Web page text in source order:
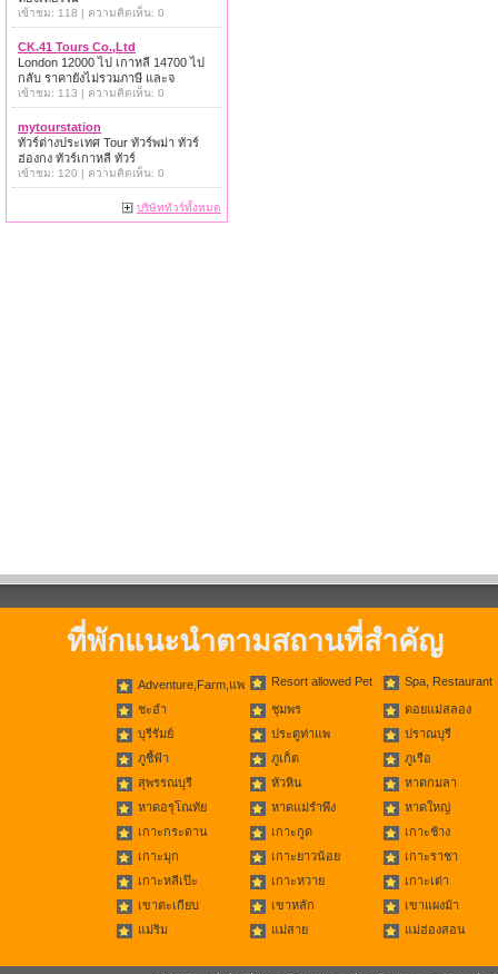
เข้าชม: 118 | ความคิดเห็น: 0
CK.41 Tours Co.,Ltd
London 12000 ไป เกาหลี 14700 ไป
กลับ ราคายังไม่รวมภาษี และจ
เข้าชม: 113 | ความคิดเห็น: 0
mytourstation
ทัวร์ต่างประเทศ Tour ทัวร์พม่า ทัวร์
ฮ่องกง ทัวร์เกาหลี ทัวร์
เข้าชม: 120 | ความคิดเห็น: 0
บริษัททัวร์ทั้งหมด
ที่พักแนะนำตามสถานที่สำคัญ
Adventure,Farm,แพ Resort allowed Pet Spa, Restaurant
ชะอำ ชุมพร
ดอยแม่สลอง
บุรีรัมย์
ประตูท่าแพ
ปราณบุรี
ภูชี้ฟ้า
ภูเก็ต
ภูเรือ
สุพรรณบุรี
หัวหิน
หาดกมลา
หาดอรุโณทัย
หาดแม่รำพึง
หาดใหญ่
เกาะกระดาน
เกาะกูด
เกาะช้าง
เกาะมุก
เกาะยาวน้อย
เกาะราชา
เกาะหลีเป๊ะ
เกาะหวาย
เกาะเต่า
เขาตะเกียบ
เขาหลัก
เขาแผงม้า
แม่ริม
แม่สาย แม่ฮ่องสอน